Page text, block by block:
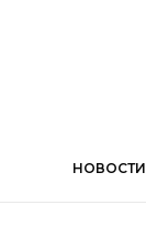
НОВОСТИ